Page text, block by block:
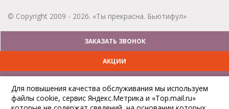
© Copyright 2009 - 2026. «Ты прекрасна. Бьютифул»
ЗАКАЗАТЬ ЗВОНОК
АКЦИИ
ОПЛАТА
Для повышения качества обслуживания мы используем
файлы cookie, сервис Яндекс.Метрика и «Top.mail.ru»